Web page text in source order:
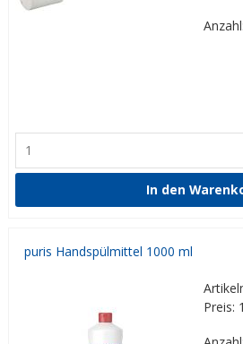
Anzahl:
puris Handspülmittel 1000 ml
Preis: